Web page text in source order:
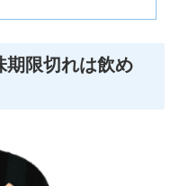
期限切れは飲め